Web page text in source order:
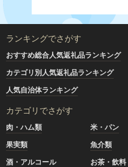
ランキングでさがす
おすすめ総合人気返礼品ランキング
カテゴリ別人気返礼品ランキング
人気自治体ランキング
カテゴリでさがす
肉・ハム類 米・パン
果実類
魚介類
酒・アルコール
お茶・飲料